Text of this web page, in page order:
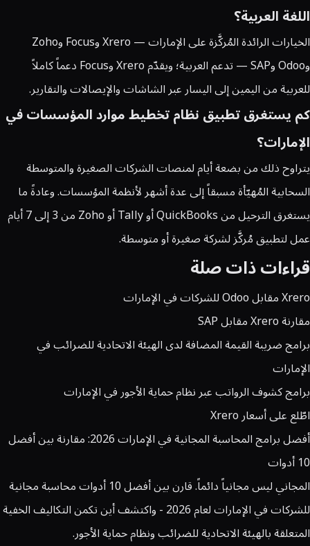
اللغة العربية؟
الخيارات الرائدة المُركَّزة على الإمارات — Xrero وFocus وZoho
وOdoo وSAP — تدعم العربية؛ ويقدّم Xrero وFocus دعماً كاملاً
للعربية من اليمين إلى اليسار عبر الشاشات والإيصالات والتقارير.
كم يستغرق تطبيق نظام تخطيط موارد المؤسسات في
الإمارات؟
يتراوح ذلك من بضعة أيام لمنصات الشركات الصغيرة والمتوسطة
السحابية المُهيّأة مسبقاً إلى عدة أشهر لأنظمة المؤسسات. وعادةً ما
يستغرق الترحيل من QuickBooks أو Tally أو Zoho من 3 إلى 7 أيام
عمل لتطبيق مُركَّز لشركة صغيرة أو متوسطة.
قراءات ذات صلة
Xrero مقابل Odoo للشركات في الإمارات
مقارنة Xrero مقابل SAP
برامج ضريبة القيمة المضافة لدى الهيئة الاتحادية للضرائب في
الإمارات
برامج كشوف الرواتب عبر نظام حماية الأجور في الإمارات
اطّلع على أسعار Xrero
أفضل برامج المحاسبة المجانية في الإمارات 2026: مقارنة بين أفضل
10 أدوات
المجاني ليس مجانياً دائماً. قارن بين أفضل 10 أدوات محاسبة مجانية
للشركات في الإمارات لعام 2026 - واكتشف أين تكمن التكاليف الخفية
المتعلقة بالهيئة الاتحادية للضرائب ونظام حماية الأجور.